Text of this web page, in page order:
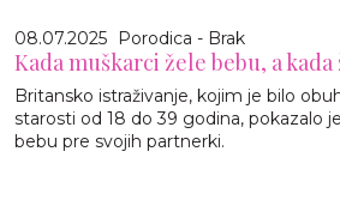
08.07.2025 Porodica - Brak
Kada muškarci žele bebu, a kada
Britansko istraživanje, kojim je bilo
starosti od 18 do 39 godina, pokazalo
bebu pre svojih partnerki.